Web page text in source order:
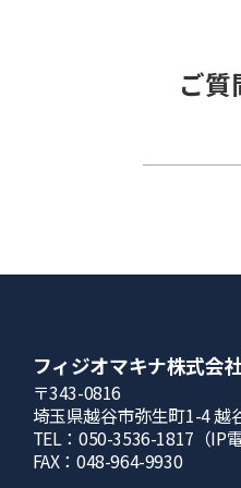
ご質
フィジオマキナ株式会
〒343-0816
埼⽟県越⾕市弥⽣町1-4 越
TEL：050-3536-1817（IP電
FAX：048-964-9930